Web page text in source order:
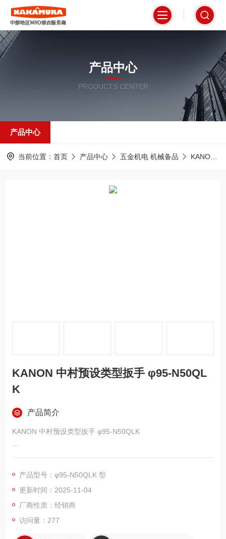
产品中心
PRODUCTS CENTER
产品中心
当前位置： 首页 产品中心 五金机电 机械备品 KANON 中村
KANON 中村预设类型扳手 φ95-N50QL
K
产品简介
KANON 中村预设类型扳手 φ95-N50QLK
扭矩自由预设：扭矩范围为 10-50N・m，用户可根据实际需求在
的精确要求。
高精度扭矩控制：精度可控制在 ±3% 以内，能准确施加设定扭
矩，避免因扭矩过大或过小造成安全隐患或设备损坏。
高效棘轮设计：采用棘轮结构，拧紧螺栓或螺母时，只需来回扳
产品型号：φ95-N50QLK 型
更新时间：2025-11-04
厂商性质：经销商
访问量：277